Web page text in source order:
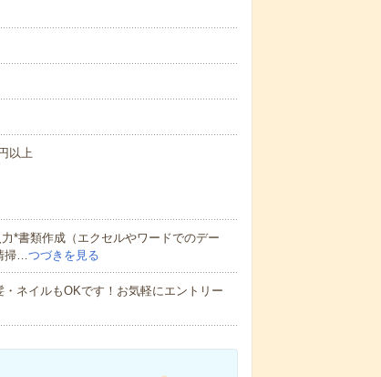
以上
*書類作成（エクセルやワードでのデー
掃…つづきを見る
ネイルもOKです！お気軽にエントリー